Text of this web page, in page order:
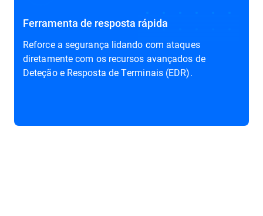
Ferramenta de resposta rápida
Reforce a segurança lidando com ataques
diretamente com os recursos avançados de
Deteção e Resposta de Terminais (EDR).